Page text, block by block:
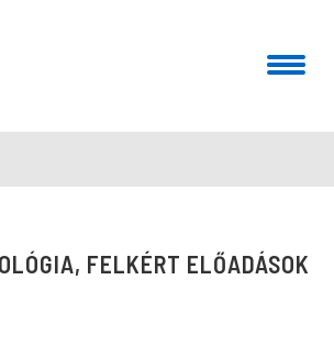
FELKÉRT ELŐADÁSOK